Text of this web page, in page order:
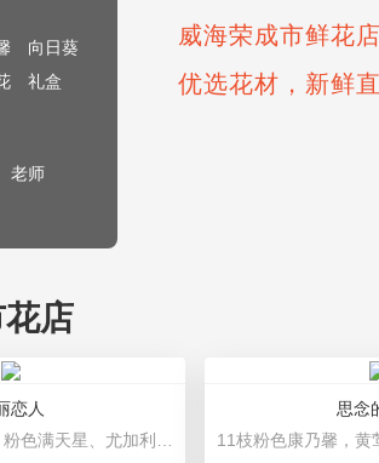
威海荣成市鲜花
优选花材，新鲜
向日葵
礼盒
老师
店
恋人
思念